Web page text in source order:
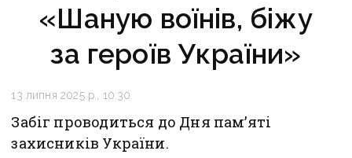
«Шаную воїнів, біжу
за героїв України»
13 липня 2025 р., 10:30
Забіг проводиться до Дня пам’яті
захисників України.